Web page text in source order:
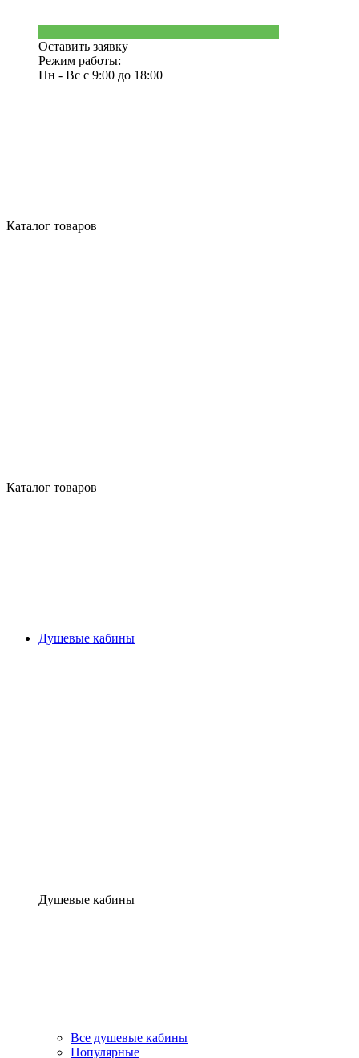
Оставить заявку
Режим работы:
Пн - Вс с 9:00 до 18:00
Каталог товаров
Каталог товаров
Душевые кабины
Душевые кабины
Все душевые кабины
Популярные